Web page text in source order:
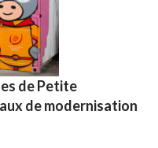
de Petite
de modernisation